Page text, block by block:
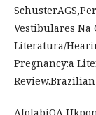
Vestibulares Na
Literatura/
Pregnancy:a